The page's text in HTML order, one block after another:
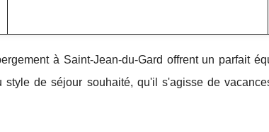
à Saint-Jean-du-Gard offrent un parfait
style de séjour souhaité, qu'il s'agisse de